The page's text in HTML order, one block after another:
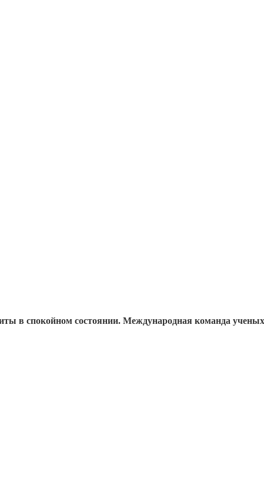
в спокойном состоянии. Международная команда